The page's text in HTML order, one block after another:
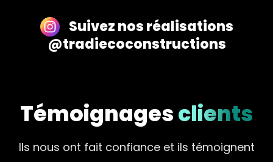
Suivez nos réalisations
@tradiecoconstructions
Témoignagesclients
Ils nous ont fait confiance et ils témoignent